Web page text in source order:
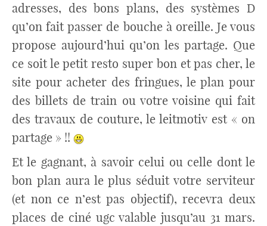
adresses, des bons plans, des systèmes D
qu’on fait passer de bouche à oreille. Je vous
propose aujourd’hui qu’on les partage. Que
ce soit le petit resto super bon et pas cher, le
site pour acheter des fringues, le plan pour
des billets de train ou votre voisine qui fait
des travaux de couture, le leitmotiv est « on
partage » !!
Et le gagnant, à savoir celui ou celle dont le
bon plan aura le plus séduit votre serviteur
(et non ce n’est pas objectif), recevra deux
places de ciné ugc valable jusqu’au 31 mars.